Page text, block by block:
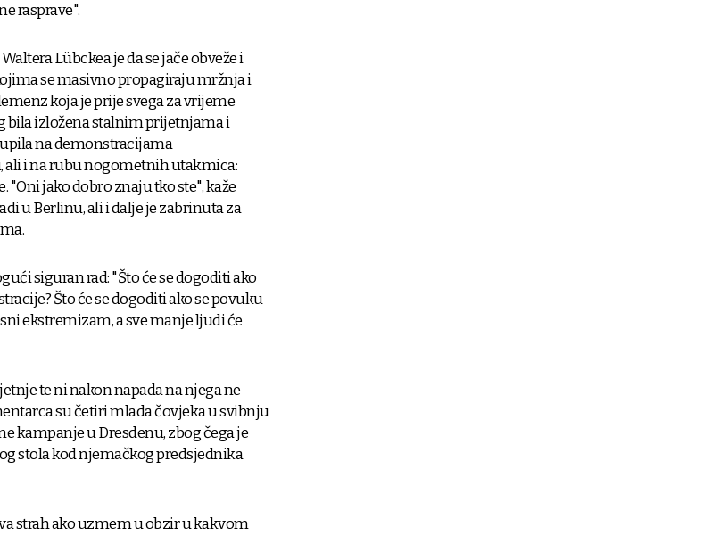
rasprave".
Lübckea je da se jače obveže i
se masivno propagiraju mržnja i
koja je prije svega za vrijeme
bila izložena stalnim prijetnjama i
na demonstracijama
ali i na rubu nogometnih utakmica:
"Oni jako dobro znaju tko ste", kaže
u Berlinu, ali i dalje je zabrinuta za
siguran rad: "Što će se dogoditi ako
Što će se dogoditi ako se povuku
ekstremizam, a sve manje ljudi će
te ni nakon napada na njega ne
su četiri mlada čovjeka u svibnju
kampanje u Dresdenu, zbog čega je
stola kod njemačkog predsjednika
strah ako uzmem u obzir u kakvom